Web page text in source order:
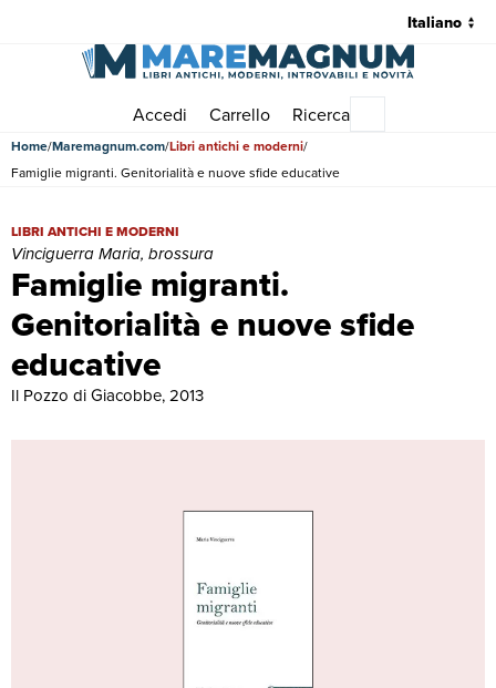
Accedi Carrello Ricerca
Home Maremagnum.com Libri antichi e moderni
Famiglie migranti. Genitorialità e nuove sfide educative
Famiglie migranti.
Genitorialità e nuove sfide
educative
Famiglie migranti. Genitorialità e nuove sfide educative | Libri
LIBRI ANTICHI E MODERNI
Vinciguerra Maria, brossura
Il Pozzo di Giacobbe, 2013